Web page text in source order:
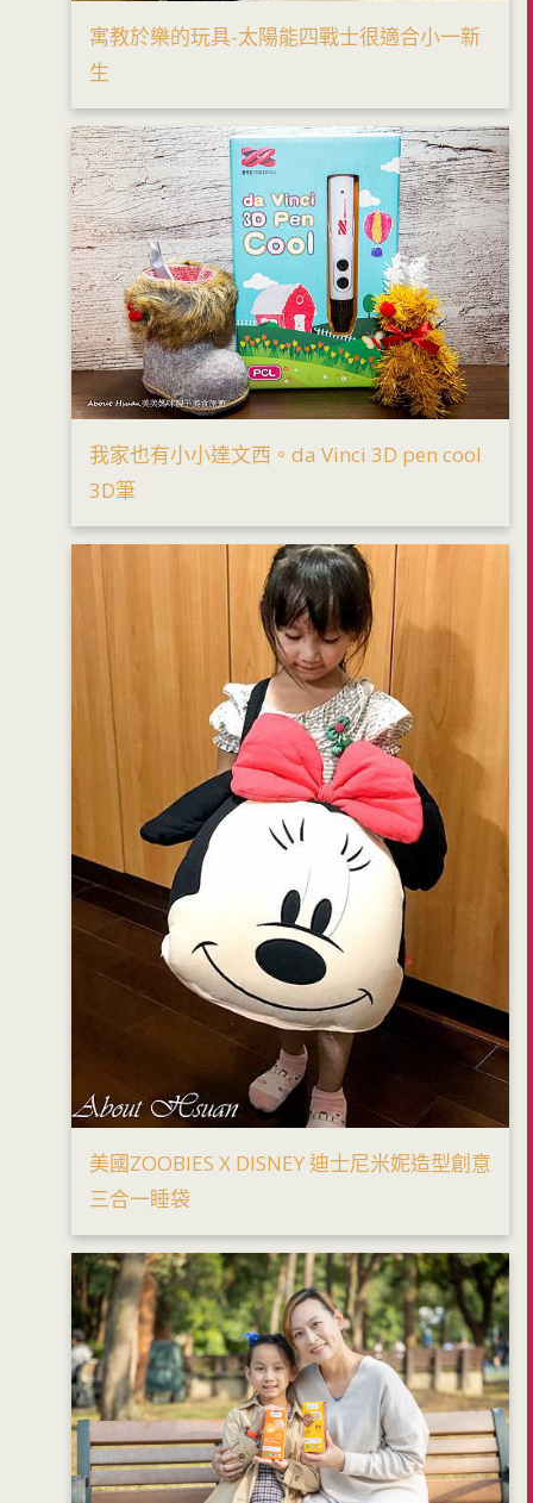
寓教於樂的玩具-太陽能四戰士很適合小一新
生
我家也有小小達文西。da Vinci 3D pen cool
3D筆
美國ZOOBIES X DISNEY 迪士尼米妮造型創意
三合一睡袋